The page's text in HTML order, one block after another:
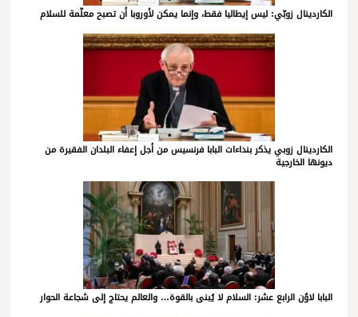
الكاردينال زوبّي: ليس إيطاليا فقط، وإنما يمكن لأوروبا أن تصبح معلّمة للسلام
الكاردينال زوبي يذكر بنداءات البابا فرنسيس من أجل إعفاء البلدان الفقيرة من
ديونها الخارجية
البابا لاوُن الرابع عشر: السلام لا يُبنى بالقوة… والعالم يحتاج إلى شجاعة الحوار